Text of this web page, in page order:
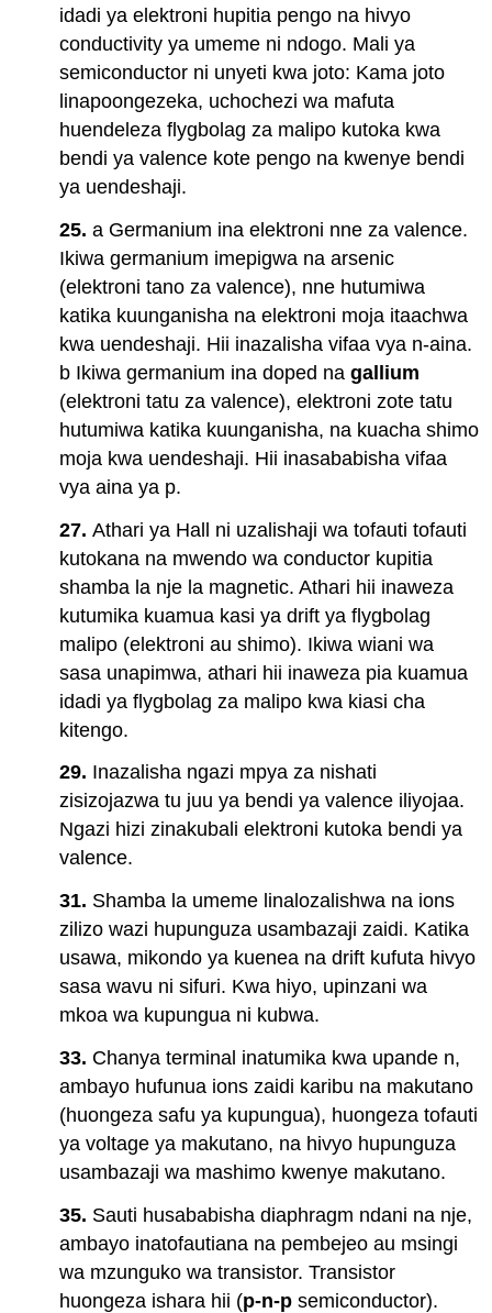
idadi ya elektroni hupitia pengo na hivyo
conductivity ya umeme ni ndogo. Mali ya
semiconductor ni unyeti kwa joto: Kama joto
linapoongezeka, uchochezi wa mafuta
huendeleza flygbolag za malipo kutoka kwa
bendi ya valence kote pengo na kwenye bendi
ya uendeshaji.
25.a Germanium ina elektroni nne za valence.
Ikiwa germanium imepigwa na arsenic
(elektroni tano za valence), nne hutumiwa
katika kuunganisha na elektroni moja itaachwa
kwa uendeshaji. Hii inazalisha vifaa vya n-aina.
b Ikiwa germanium ina doped nagallium
(elektroni tatu za valence), elektroni zote tatu
hutumiwa katika kuunganisha, na kuacha shimo
moja kwa uendeshaji. Hii inasababisha vifaa
vya aina ya p.
27.Athari ya Hall ni uzalishaji wa tofauti tofauti
kutokana na mwendo wa conductor kupitia
shamba la nje la magnetic. Athari hii inaweza
kutumika kuamua kasi ya drift ya flygbolag
malipo (elektroni au shimo). Ikiwa wiani wa
sasa unapimwa, athari hii inaweza pia kuamua
idadi ya flygbolag za malipo kwa kiasi cha
kitengo.
29. Inazalisha ngazi mpya za nishati
zisizojazwa tu juu ya bendi ya valence iliyojaa.
Ngazi hizi zinakubali elektroni kutoka bendi ya
valence.
31. Shamba la umeme linalozalishwa na ions
zilizo wazi hupunguza usambazaji zaidi. Katika
usawa, mikondo ya kuenea na drift kufuta hivyo
sasa wavu ni sifuri. Kwa hiyo, upinzani wa
mkoa wa kupungua ni kubwa.
33. Chanya terminal inatumika kwa upande n,
ambayo hufunua ions zaidi karibu na makutano
(huongeza safu ya kupungua), huongeza tofauti
ya voltage ya makutano, na hivyo hupunguza
usambazaji wa mashimo kwenye makutano.
35. Sauti husababisha diaphragm ndani na nje,
ambayo inatofautiana na pembejeo au msingi
wa mzunguko wa transistor. Transistor
huongeza ishara hii (p-n-p semiconductor).